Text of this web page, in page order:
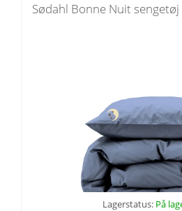
Sødahl Bonne Nuit sengetøj
Lagerstatus: På